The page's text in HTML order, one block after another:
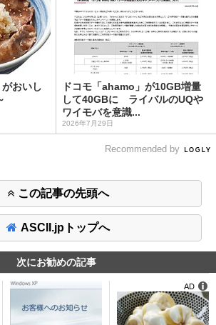
がおいし
ドコモ「ahamo」が10GB増量
して40GBに ライバルのUQや
ワイモバを意識...
2026年7月29日
Recommended by
この記事の先頭へ
ASCII.jpトップへ
次にお勧めの記事
AD